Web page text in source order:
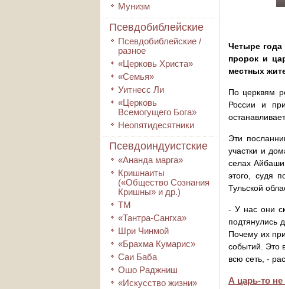
Мунизм
Псевдобиблейские
Псевдобиблейские /
разное
«Церковь Христа»
«Семья»
Уитнесс Ли
«Церковь
Всемогущего Бога»
Неопятидесятники
Псевдоиндуистские
«Ананда марга»
Кришнаиты
(«Общество Сознания
Кришны» и др.)
ТМ
«Тантра-Сангха»
Шри Чинмой
«Брахма Кумарис»
Саи Баба
Ошо Раджниш
«Искусство жизни»
Четыре года
пророк и
местных
По церквям
России и
Эти
участки и
селах
этого, судя
Тульской
- У нас они
подтянулись
Почему их
событий. Это
всю сеть, -
А царь-то